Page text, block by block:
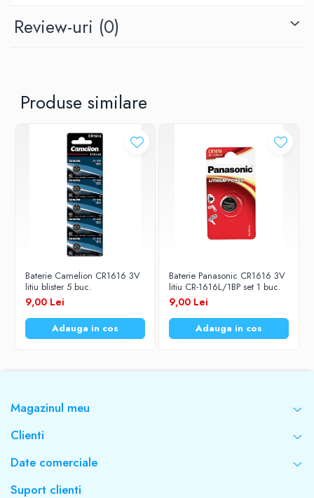
Review-uri (0)
Produse similare
Baterie Camelion CR1616 3V
litiu blister 5 buc.
9,00 Lei
Adauga in cos
Baterie Panasonic CR1616 3V
litiu CR-1616L/1BP set 1 buc.
9,00 Lei
Adauga in cos
Magazinul meu
Clienti
Date comerciale
Suport clienti